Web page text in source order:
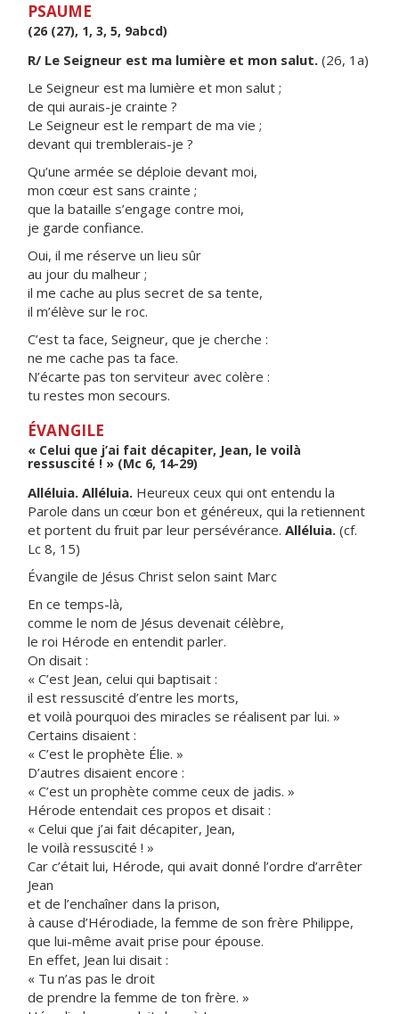
PSAUME
(26 (27), 1, 3, 5, 9abcd)
R/ Le Seigneur est ma lumière et mon salut. (26, 1a)
Le Seigneur est ma lumière et mon salut ;
de qui aurais-je crainte ?
Le Seigneur est le rempart de ma vie ;
devant qui tremblerais-je ?
Qu’une armée se déploie devant moi,
mon cœur est sans crainte ;
que la bataille s’engage contre moi,
je garde confiance.
Oui, il me réserve un lieu sûr
au jour du malheur ;
il me cache au plus secret de sa tente,
il m’élève sur le roc.
C’est ta face, Seigneur, que je cherche :
ne me cache pas ta face.
N’écarte pas ton serviteur avec colère :
tu restes mon secours.
ÉVANGILE
« Celui que j’ai fait décapiter, Jean, le voilà
ressuscité ! » (Mc 6, 14-29)
Alléluia. Alléluia. Heureux ceux qui ont entendu la
Parole dans un cœur bon et généreux, qui la retiennent
et portent du fruit par leur persévérance. Alléluia. (cf.
Lc 8, 15)
Évangile de Jésus Christ selon saint Marc
En ce temps-là,
comme le nom de Jésus devenait célèbre,
le roi Hérode en entendit parler.
On disait :
« C’est Jean, celui qui baptisait :
il est ressuscité d’entre les morts,
et voilà pourquoi des miracles se réalisent par lui. »
Certains disaient :
« C’est le prophète Élie. »
D’autres disaient encore :
« C’est un prophète comme ceux de jadis. »
Hérode entendait ces propos et disait :
« Celui que j’ai fait décapiter, Jean,
le voilà ressuscité ! »
Car c’était lui, Hérode, qui avait donné l’ordre d’arrêter
Jean
et de l’enchaîner dans la prison,
à cause d’Hérodiade, la femme de son frère Philippe,
que lui-même avait prise pour épouse.
En effet, Jean lui disait :
« Tu n’as pas le droit
de prendre la femme de ton frère. »